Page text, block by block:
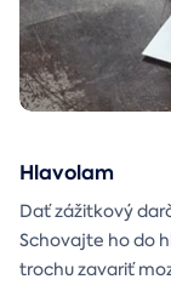
Hlavolam
Dať zážitkový
Schovajte ho do
trochu zavariť